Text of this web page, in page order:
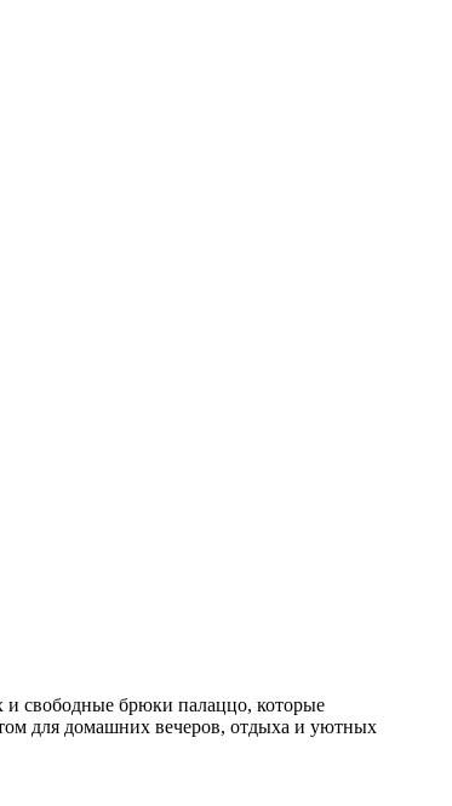
свободные брюки палаццо, которые
для домашних вечеров, отдыха и уютных